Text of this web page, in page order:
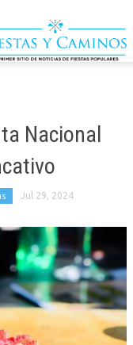
Nacional
Jul 29, 2024